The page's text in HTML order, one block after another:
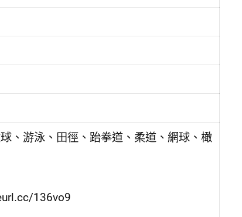
、游泳、田徑、跆拳道、柔道、網球、橄
136vo9